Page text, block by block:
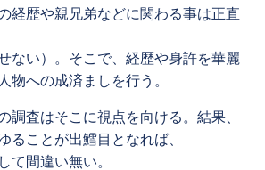
経歴や親兄弟などに関わる事は正直
ない）。そこで、経歴や身許を華麗
物への成済ましを行う。
調査はそこに視点を向ける。結果、
ることが出鱈目となれば、
て間違い無い。